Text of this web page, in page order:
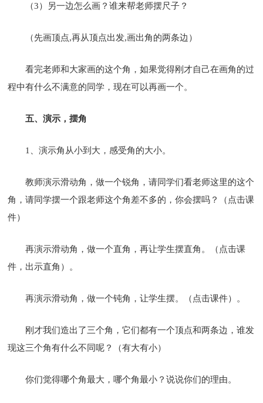
（3）另一边怎么画？谁来帮老师摆尺子？
（先画顶点,再从顶点出发,画出角的两条边）
看完老师和大家画的这个角，如果觉得刚才自己在画角的过
程中有什么不满意的同学，现在可以再画一个。
五、演示，摆角
1、演示角从小到大，感受角的大小。
教师演示滑动角，做一个锐角，请同学们看老师这里的这个
角，请同学摆一个跟老师这个角差不多的，你会摆吗？（点击课
件）
再演示滑动角，做一个直角，再让学生摆直角。（点击课
件，出示直角）。
再演示滑动角，做一个钝角，让学生摆。（点击课件）。
刚才我们造出了三个角，它们都有一个顶点和两条边，谁发
现这三个角有什么不同呢？（有大有小）
你们觉得哪个角最大，哪个角最小？说说你们的理由。